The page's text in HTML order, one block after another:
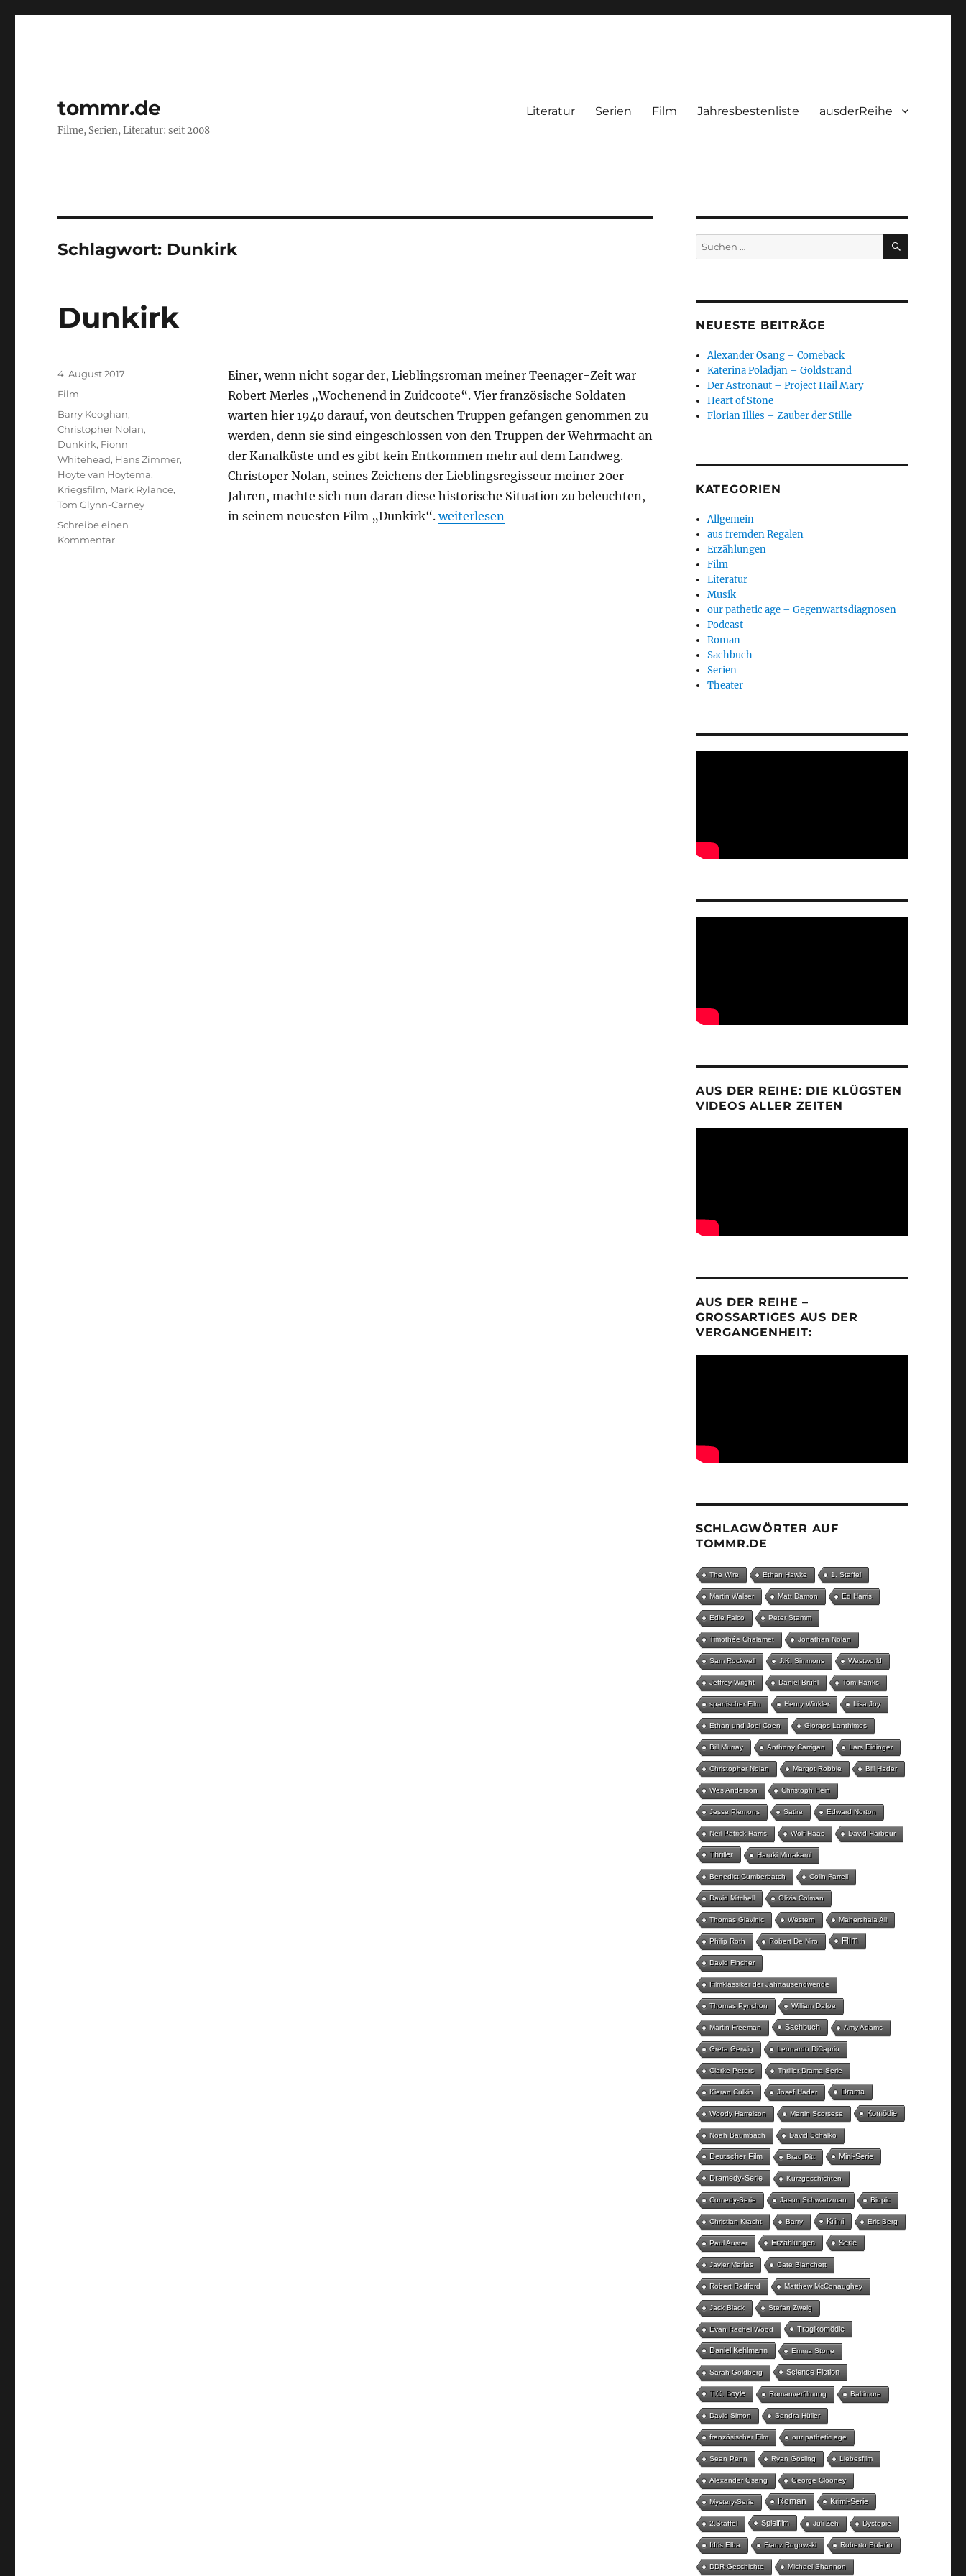
tommr.de
Filme, Serien, Literatur: seit 2008
Literatur Serien Film Jahresbestenliste ausderReihe
Schlagwort: Dunkirk
Dunkirk
Einer, wenn nicht sogar der, Lieblingsroman meiner Teenager-Zeit war
Robert Merles „Wochenend in Zuidcoote“. Vier französische Soldaten
warten hier 1940 darauf, von deutschen Truppen gefangen genommen zu
werden, denn sie sind eingeschlossen von den Truppen der Wehrmacht an
der Kanalküste und es gibt kein Entkommen mehr auf dem Landweg.
Christoper Nolan, seines Zeichens der Lieblingsregisseur meiner 20er
Jahren, machte sich nun daran diese historische Situation zu beleuchten,
in seinem neuesten Film „Dunkirk“.„Dunkirk“
weiterlesen
Veröffentlicht
am
4. August 2017
Kategorien
Film
Schlagwörter
Barry Keoghan,
Christopher Nolan,
Dunkirk, Fionn
Whitehead, Hans Zimmer,
Hoyte van Hoytema,
Kriegsfilm, Mark Rylance,
Tom Glynn-Carney
Schreibe einen
Kommentarzu
Suchen
nach:
SUCHEN
NEUESTE BEITRÄGE
Alexander Osang – Comeback
Katerina Poladjan – Goldstrand
Der Astronaut – Project Hail Mary
Heart of Stone
Florian Illies – Zauber der Stille
KATEGORIEN
Allgemein
aus fremden Regalen
Erzählungen
Film
Literatur
Musik
our pathetic age – Gegenwartsdiagnosen
Podcast
Roman
Sachbuch
Serien
Theater
AUS DER REIHE: DIE KLÜGSTEN
VIDEOS ALLER ZEITEN
AUS DER REIHE –
GROSSARTIGES AUS DER V
ERGANGENHEIT:
SCHLAGWÖRTER AUF
TOMMR.DE
The Wire Ethan Hawke 1. Staffel
Martin Walser Matt Damon Ed Harris
Edie Falco Peter Stamm
Timothée Chalamet Jonathan Nolan
Sam Rockwell J.K. Simmons Westworld
Jeffrey Wright Daniel Brühl Tom Hanks
spanischer Film Henry Winkler Lisa Joy
Ethan und Joel Coen Giorgos Lanthimos
Bill Murray Anthony Carrigan Lars Eidinger
Christopher Nolan Margot Robbie Bill Hader
Wes Anderson Christoph Hein
Jesse Plemons Satire Edward Norton
Neil Patrick Harris Wolf Haas David Harbour
Thriller Haruki Murakami
Benedict Cumberbatch Colin Farrell
David Mitchell Olivia Colman
Thomas Glavinic Western Mahershala Ali
Philip Roth Robert De Niro Film
David Fincher
Filmklassiker der Jahrtausendwende
Thomas Pynchon William Dafoe
Martin Freeman Sachbuch Amy Adams
Greta Gerwig Leonardo DiCaprio
Clarke Peters Thriller-Drama Serie
Kieran Culkin Josef Hader Drama
Woody Harrelson Martin Scorsese Komödie
Noah Baumbach David Schalko
Deutscher Film Brad Pitt Mini-Serie
Dramedy-Serie Kurzgeschichten
Comedy-Serie Jason Schwartzman Biopic
Christian Kracht Barry Krimi Eric Berg
Paul Auster Erzählungen Serie
Javier Marías Cate Blanchett
Robert Redford Matthew McConaughey
Jack Black Stefan Zweig
Evan Rachel Wood Tragikomödie
Daniel Kehlmann Emma Stone
Sarah Goldberg Science Fiction
T.C. Boyle Romanverfilmung Baltimore
David Simon Sandra Hüller
französischer Film our pathetic age
Sean Penn Ryan Gosling Liebesfilm
Alexander Osang George Clooney
Mystery-Serie Roman Krimi-Serie
2.Staffel Spielfilm Juli Zeh Dystopie
Idris Elba Franz Rogowski Roberto Bolaño
DDR-Geschichte Michael Shannon